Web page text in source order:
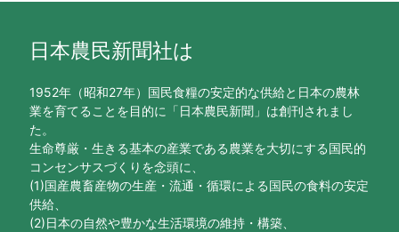
日本農民新聞社は
1952年（昭和27年）国民食糧の安定的な供給と日本の農林
業を育てることを目的に「日本農民新聞」は創刊されまし
た。
生命尊厳・生きる基本の産業である農業を大切にする国民的
コンセンサスづくりを念頭に、
(1)国産農畜産物の生産・流通・循環による国民の食料の安定
供給、
(2)日本の自然や豊かな生活環境の維持・構築、